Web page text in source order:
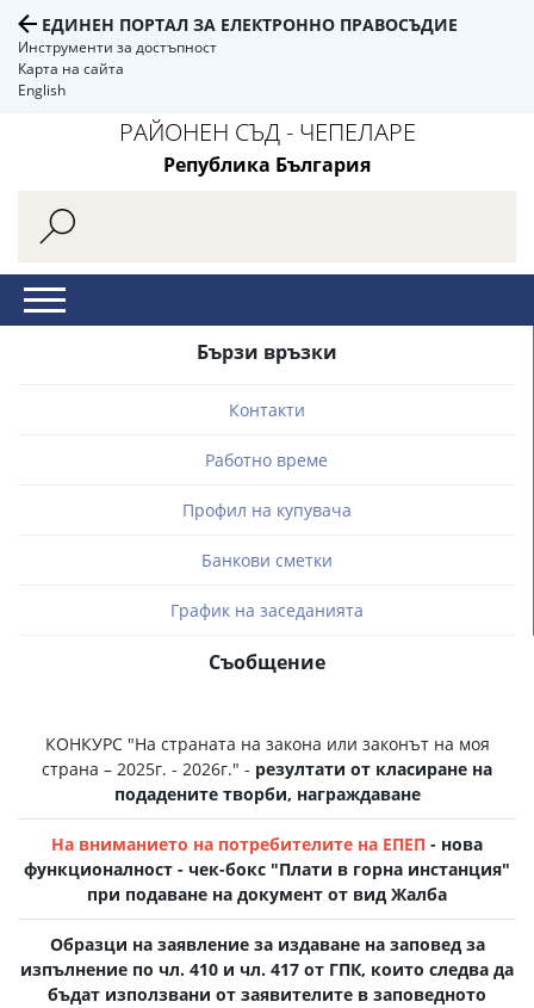
ЕДИНЕН ПОРТАЛ ЗА ЕЛЕКТРОННО ПРАВОСЪДИЕ
Инструменти за достъпност
Карта на сайта
English
РАЙОНЕН СЪД - ЧЕПЕЛАРЕ
Република България
Бързи връзки
Контакти
Работно време
Профил на купувача
Банкови сметки
График на заседанията
Съобщение
КОНКУРС "На страната на закона или законът на моя
страна – 2025г. - 2026г." - резултати от класиране на
подадените творби, награждаване
На вниманието на потребителите на ЕПЕП - нова
функционалност - чек-бокс "Плати в горна инстанция"
при подаване на документ от вид Жалба
Образци на заявление за издаване на заповед за
изпълнение по чл. 410 и чл. 417 от ГПК, които следва да
бъдат използвани от заявителите в заповедното